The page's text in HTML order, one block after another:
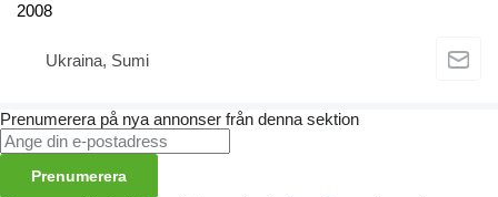
2008
Ukraina, Sumi
Prenumerera på nya annonser från denna sektion
Prenumerera